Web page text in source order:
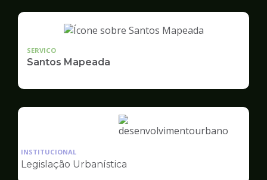
SERVICO
Santos Mapeada
Ilustração
INSTITUCIONAL
Legislação Urbanística